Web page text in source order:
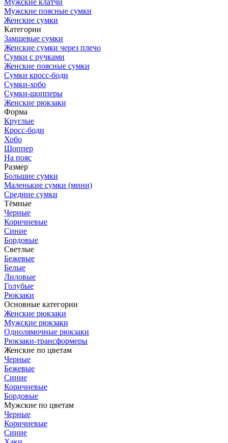
Мужские клатчи
Мужские поясные сумки
Женские сумки
Категории
Замшевые сумки
Женские сумки через плечо
Сумки с ручками
Женские поясные сумки
Сумки кросс-боди
Сумки-хобо
Сумки-шопперы
Женские рюкзаки
Форма
Круглые
Кросс-боди
Хобо
Шоппер
На пояс
Размер
Большие сумки
Маленькие сумки (мини)
Средние сумки
Тёмные
Черные
Коричневые
Синие
Бордовые
Светлые
Бежевые
Белые
Лиловые
Голубые
Рюкзаки
Основные категории
Женские рюкзаки
Мужские рюкзаки
Однолямочные рюкзаки
Рюкзаки-трансформеры
Женские по цветам
Черные
Бежевые
Синие
Коричневые
Бордовые
Мужские по цветам
Черные
Коричневые
Синие